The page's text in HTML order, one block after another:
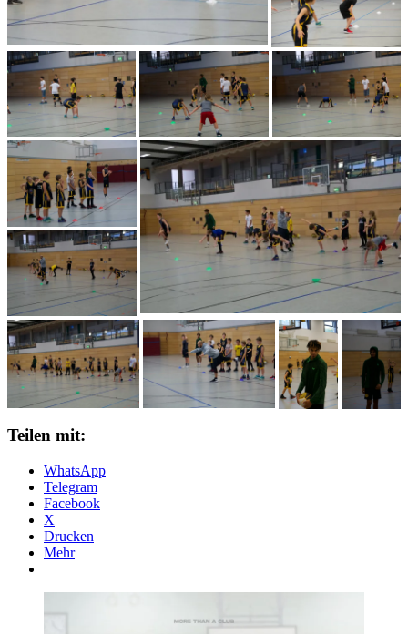
Teilen mit:
WhatsApp
Telegram
Facebook
X
Drucken
Mehr